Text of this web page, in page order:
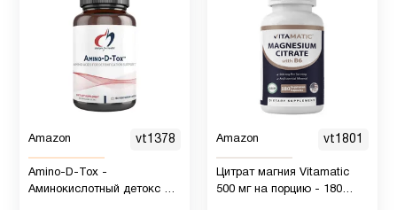
Amazon vt1378
Amino-D-Tox -
Аминокислотный детокс +
Amazon vt1801
Цитрат магния Vitamatic
500 мг на порцию - 180